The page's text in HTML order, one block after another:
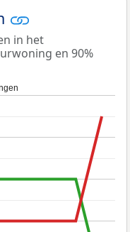
in het
en 90%